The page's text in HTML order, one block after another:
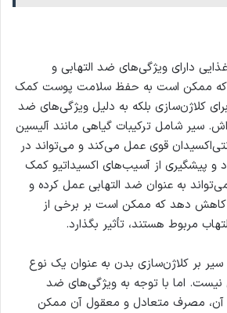
دارای ویژگی‌های ضد التهابی و
که ممکن است به حفظ سلامت پوست کمک
کلاژن‌سازی بلکه به دلیل ویژگی‌های ضد
سیر شامل ترکیبات گیاهی مانند آلیسین
قوی عمل می‌کند و می‌تواند در
و پیشگیری از آسیب‌های اکسیداتیو کمک
به عنوان ضد التهابی عمل کرده و
کاهش دهد که ممکن است بر برخی از
مربوط هستند، تأثیر بگذارد.
بر کلاژن‌سازی بدن به عنوان یک نوع
اما با توجه به ویژگی‌های ضد
آن، مصرف متعادل و معقول آن ممکن